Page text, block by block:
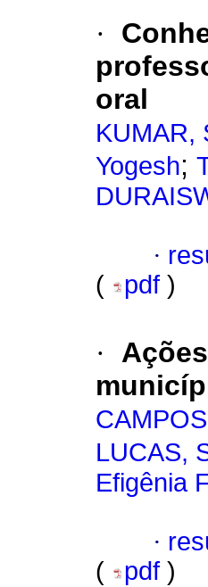
·
oral
KUMAR,
Yogesh;
·
(
pdf )
·
LUCAS,
Efigênia
·
(
pdf )